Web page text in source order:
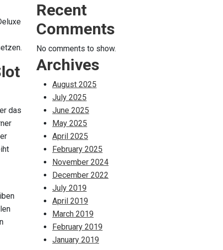
das
Recent
Comments
No comments to show.
Archives
August 2025
July 2025
June 2025
May 2025
April 2025
February 2025
November 2024
December 2022
July 2019
April 2019
March 2019
February 2019
January 2019